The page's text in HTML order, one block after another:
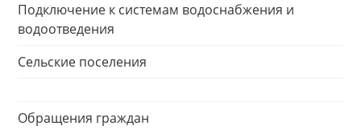
Подключение к системам водоснабжения и
водоотведения
Сельские поселения
Обращения граждан